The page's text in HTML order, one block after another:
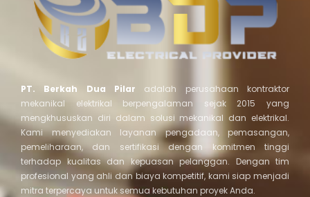
PT. Berkah Dua Pilar adalah perusahaan kontraktor
mekanikal elektrikal berpengalaman sejak 2015 yang
mengkhususkan diri dalam solusi mekanikal dan elektrikal.
Kami menyediakan layanan pengadaan, pemasangan,
pemeliharaan, dan sertifikasi dengan komitmen tinggi
terhadap kualitas dan kepuasan pelanggan. Dengan tim
profesional yang ahli dan biaya kompetitif, kami siap menjadi
mitra terpercaya untuk semua kebutuhan proyek Anda.